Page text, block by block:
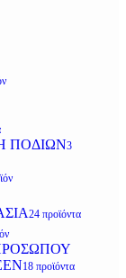
ΠΟΔΙΩΝ3
24 προϊόντα
18 προϊόντα